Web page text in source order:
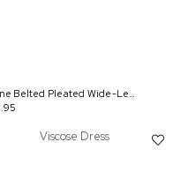
Stone Belted Pleated Wide-Leg Pants
Viscose Dress